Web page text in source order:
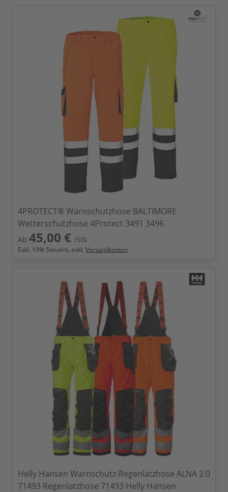
4PROTECT® Warnschutzhose BALTIMORE
Wetterschutzhose 4Protect 3491 3496
Ab 45,00 € /Stk
Exkl. 19% Steuern, exkl. Versandkosten
Helly Hansen Warnschutz-Regenlatzhose ALNA 2.0
71493 Regenlatzhose 71493 Helly Hansen